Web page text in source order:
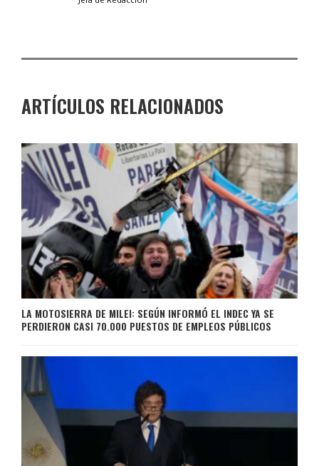
ARTÍCULOS RELACIONADOS
LA MOTOSIERRA DE MILEI: SEGÚN INFORMÓ EL INDEC YA SE
PERDIERON CASI 70.000 PUESTOS DE EMPLEOS PÚBLICOS